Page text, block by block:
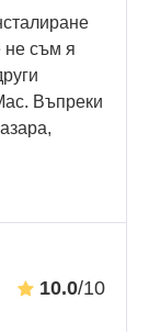
не съм я
Въпреки
10.0/10